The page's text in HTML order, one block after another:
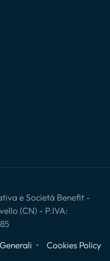
e Società Benefit -
(CN) - P.IVA:
Cookies Policy